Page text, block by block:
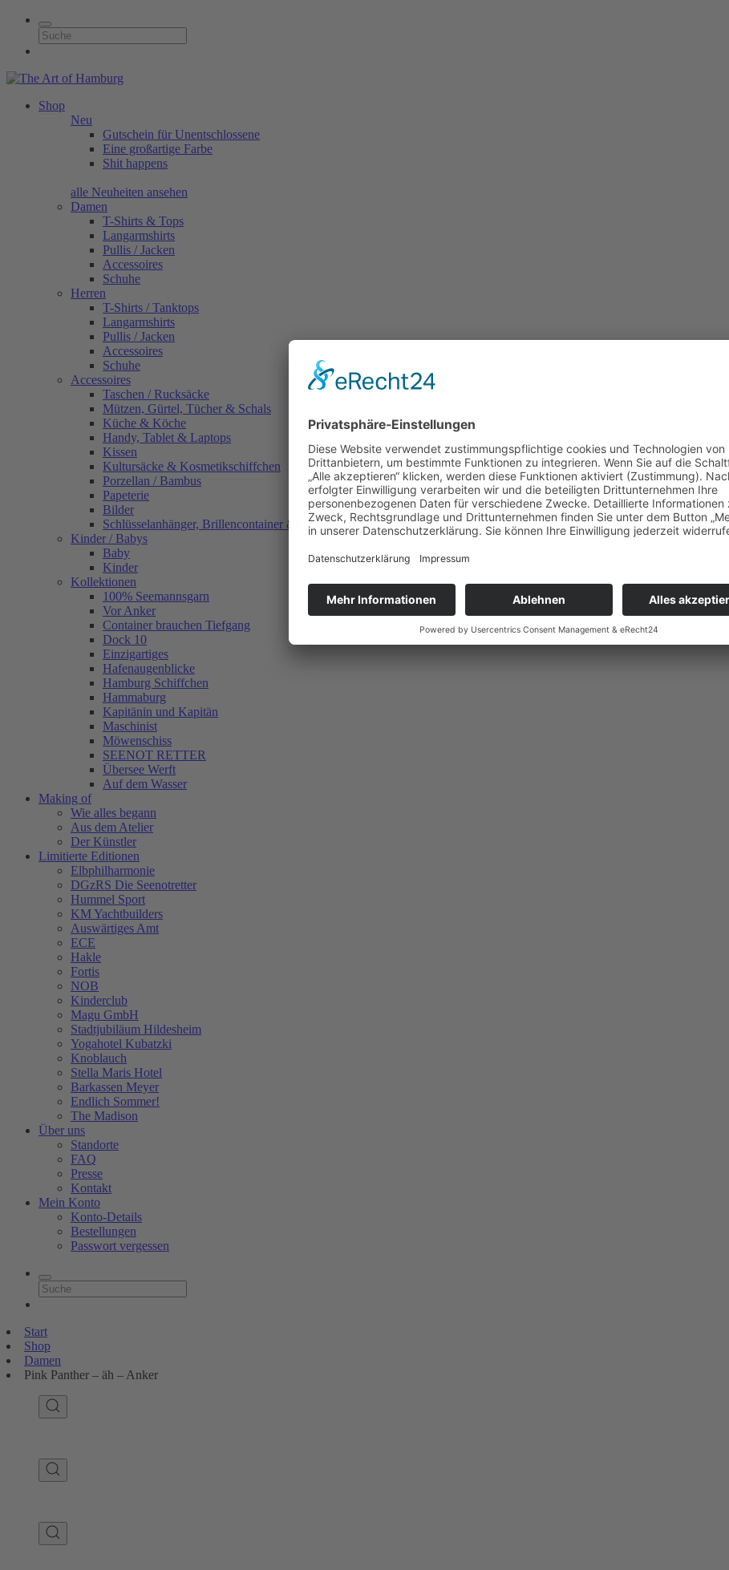
Shop
Neu
Gutschein für Unentschlossene
Eine großartige Farbe
Shit happens
alle Neuheiten ansehen
Damen
T-Shirts & Tops
Langarmshirts
Pullis / Jacken
Accessoires
Schuhe
Herren
T-Shirts / Tanktops
Langarmshirts
Pullis / Jacken
Accessoires
Schuhe
Accessoires
Taschen / Rucksäcke
Mützen, Gürtel, Tücher & Schals
Küche & Köche
Handy, Tablet & Laptops
Kissen
Kultursäcke & Kosmetikschiffchen
Porzellan / Bambus
Papeterie
Bilder
Schlüsselanhänger, Brillencontainer & mehr
Kinder / Babys
Baby
Kinder
Kollektionen
100% Seemannsgarn
Vor Anker
Container brauchen Tiefgang
Dock 10
Einzigartiges
Hafenaugen­blicke
Hamburg Schiffchen
Hammaburg
Kapitänin und Kapitän
Maschinist
Möwenschiss
SEENOT RETTER
Übersee Werft
Auf dem Wasser
Making of
Wie alles begann
Aus dem Atelier
Der Künstler
Limitierte Editionen
Elbphilharmonie
DGzRS Die Seenotretter
Hummel Sport
KM Yachtbuilders
Auswärtiges Amt
ECE
Hakle
Fortis
NOB
Kinderclub
Magu GmbH
Stadtjubiläum Hildesheim
Yogahotel Kubatzki
Knoblauch
Stella Maris Hotel
Barkassen Meyer
Endlich Sommer!
The Madison
Über uns
Standorte
FAQ
Presse
Kontakt
Mein Konto
Konto-Details
Bestellungen
Passwort vergessen
Start
Shop
Damen
Pink Panther – äh – Anker